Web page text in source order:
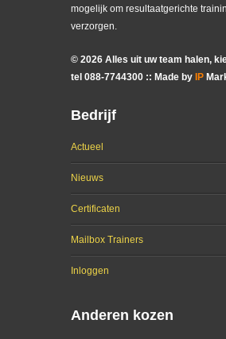
mogelijk om resultaatgerichte
verzorgen.
© 2026 Alles uit uw team halen,
tel 088-7744300 :: Made by IP
Bedrijf
Actueel
Nieuws
Certificaten
Mailbox Trainers
Inloggen
Anderen kozen